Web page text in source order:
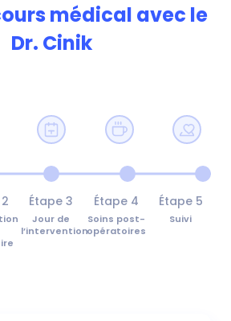
médical avec le
Dr. Cinik
Étape 3
Jour de
l’intervention
Étape 4
Soins post-
opératoires
Étape 5
Suivi